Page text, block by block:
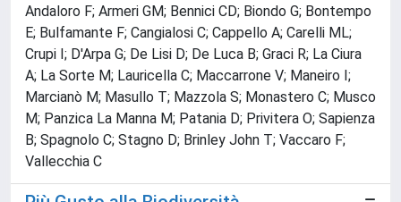
Andaloro F; Armeri GM; Bennici CD; Biondo G; Bontempo
E; Bulfamante F; Cangialosi C; Cappello A; Carelli ML;
Crupi I; D'Arpa G; De Lisi D; De Luca B; Graci R; La Ciura
A; La Sorte M; Lauricella C; Maccarrone V; Maneiro I;
Marcianò M; Masullo T; Mazzola S; Monastero C; Musco
M; Panzica La Manna M; Patania D; Privitera O; Sapienza
B; Spagnolo C; Stagno D; Brinley John T; Vaccaro F;
Vallecchia C